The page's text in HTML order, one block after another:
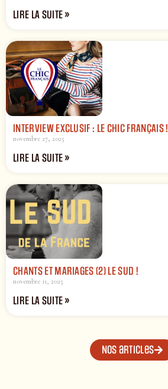
LIRE LA SUITE »
INTERVIEW EXCLUSIF : LE CHIC FRANÇAIS !
novembre 27, 2025
LIRE LA SUITE »
CHANTS ET MARIAGES (2) LE SUD !
novembre 11, 2025
LIRE LA SUITE »
Nos articles